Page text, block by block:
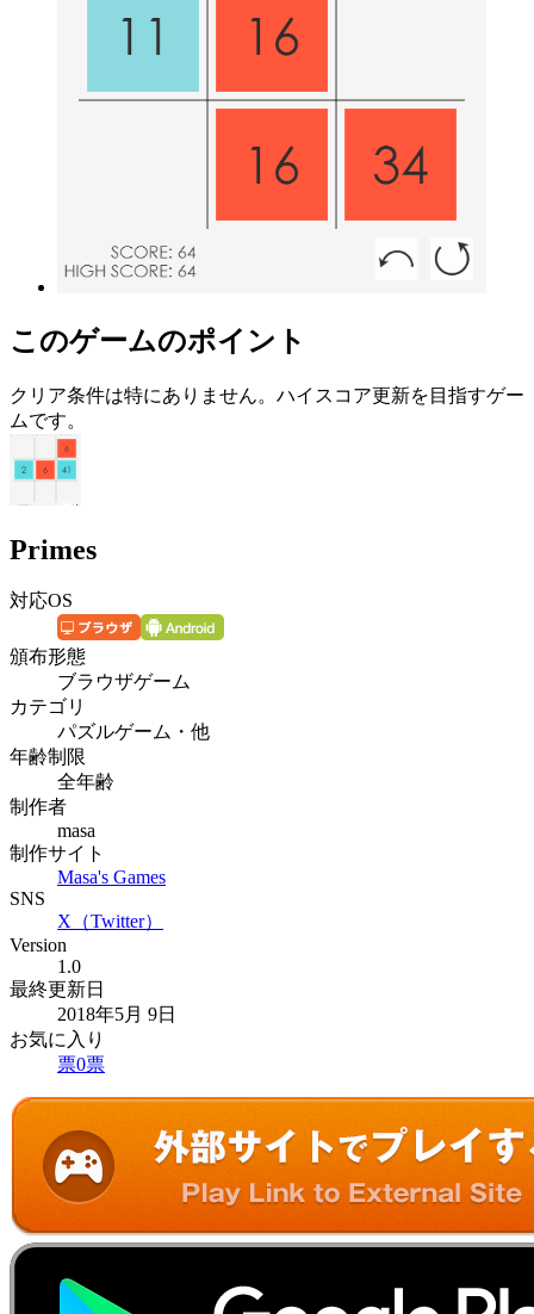
このゲームのポイント
クリア条件は特にありません。ハイスコア更新を目指すゲー
ムです。
Primes
対応OS
頒布形態
ブラウザゲーム
カテゴリ
パズルゲーム・他
年齢制限
全年齢
制作者
masa
制作サイト
Masa's Games
SNS
X（Twitter）
Version
1.0
最終更新日
2018年5月 9日
お気に入り
票0票